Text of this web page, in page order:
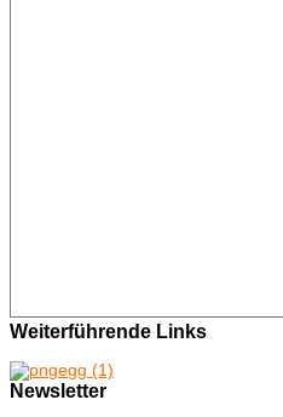
Weiterführende Links
Newsletter